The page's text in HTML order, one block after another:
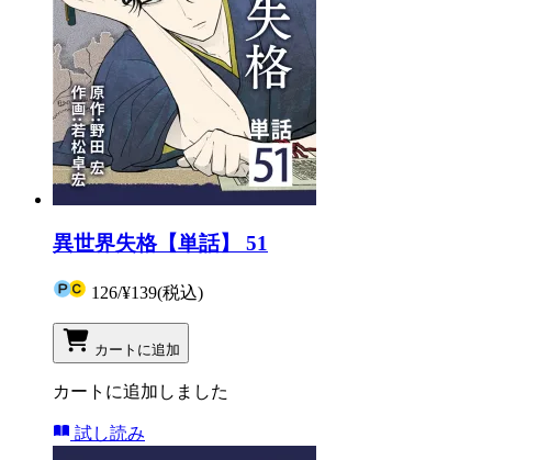
異世界失格【単話】 51
126/¥139(税込)
カートに追加
カートに追加しました
試し読み